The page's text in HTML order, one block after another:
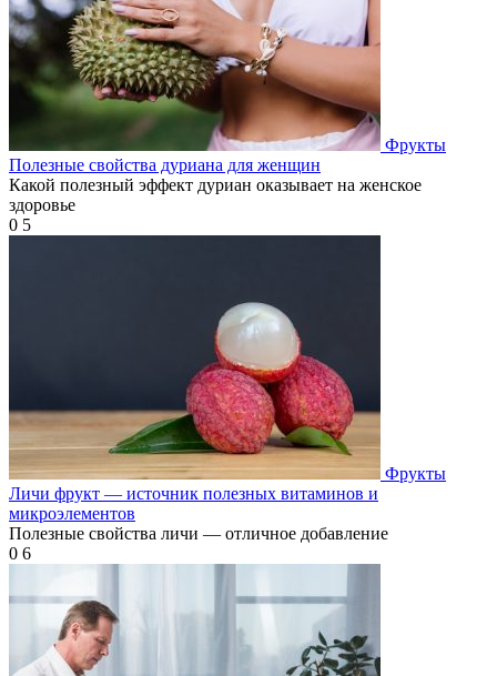
Фрукты
Полезные свойства дуриана для женщин
Какой полезный эффект дуриан оказывает на женское
здоровье
0 5
Фрукты
Личи фрукт — источник полезных витаминов и
микроэлементов
Полезные свойства личи — отличное добавление
0 6